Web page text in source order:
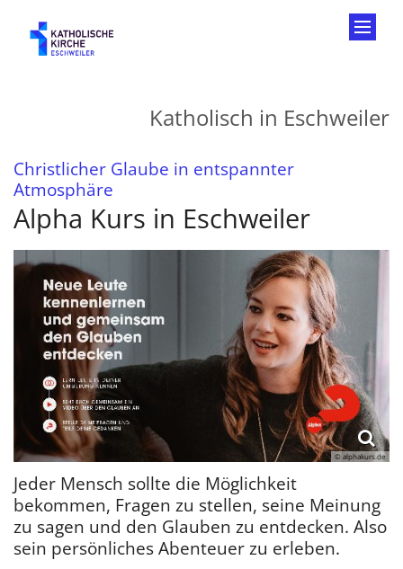
Katholisch in Eschweiler
Christlicher Glaube in entspannter
Atmosphäre
Alpha Kurs in Eschweiler
© alphakurs.de
Jeder Mensch sollte die Möglichkeit
bekommen, Fragen zu stellen, seine Meinung
zu sagen und den Glauben zu entdecken. Also
sein persönliches Abenteuer zu erleben.